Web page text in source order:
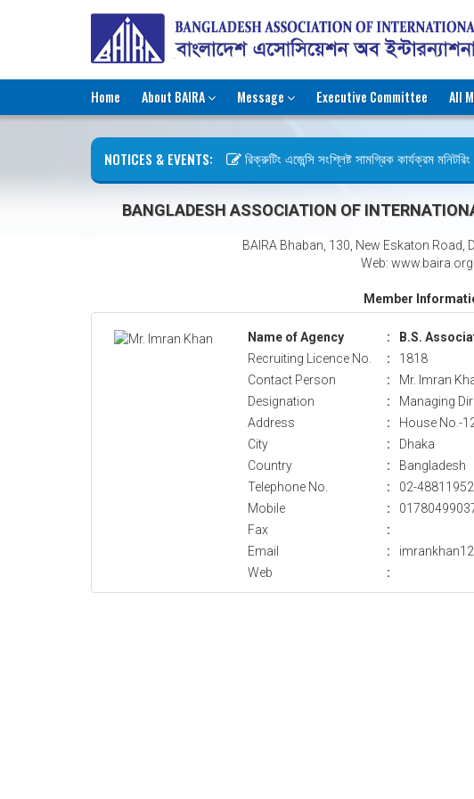
Home About BAIRA Message Executive Committee All
NOTICES & EVENTS: রিক্রুটিং এজেন্সি সংশ্লিষ্ট সামগ্রিক কার্যক্রম মনিটরিং
BANGLADESH ASSOCIATION OF
BAIRA Bhaban, 130, New Eskaton Road,
Web:
Member
Name of Agency :
B.S.
Recruiting Licence No.
:
1818
Contact Person
:
Mr. Imran
Designation
:
Managing
Address
:
House No.-
City
:
Dhaka
Country
:
Bangladesh
Telephone No.
:
02-
Mobile
:
Fax
:
Email
:
Web
: